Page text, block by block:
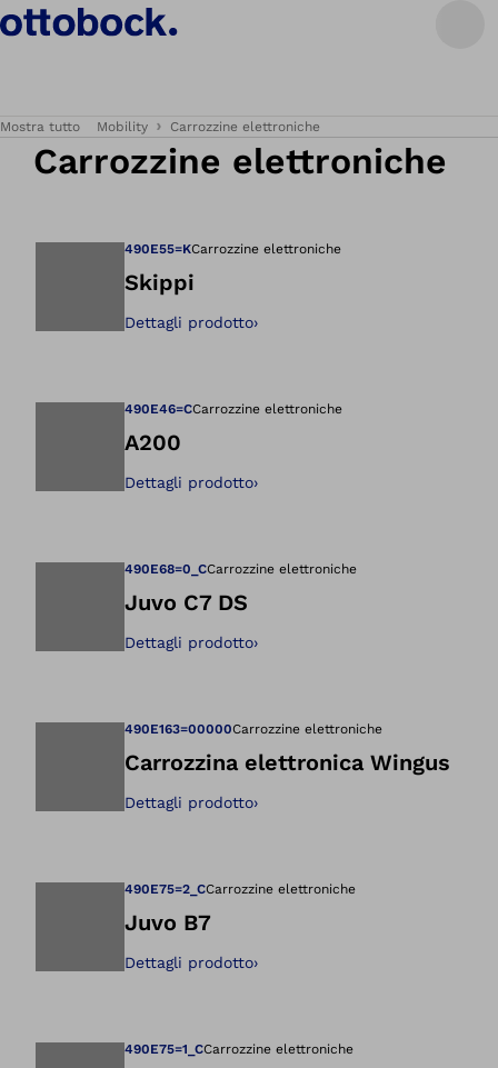
Mostra tutto Mobility Carrozzine elettroniche
Carrozzine elettroniche
490E55=KCarrozzine elettroniche
Skippi
Dettagli prodotto›
490E46=CCarrozzine elettroniche
A200
Dettagli prodotto›
490E68=0_CCarrozzine elettroniche
Juvo C7 DS
Dettagli prodotto›
490E163=00000Carrozzine elettroniche
Carrozzina elettronica Wingus
Dettagli prodotto›
490E75=2_CCarrozzine elettroniche
Juvo B7
Dettagli prodotto›
490E75=1_CCarrozzine elettroniche